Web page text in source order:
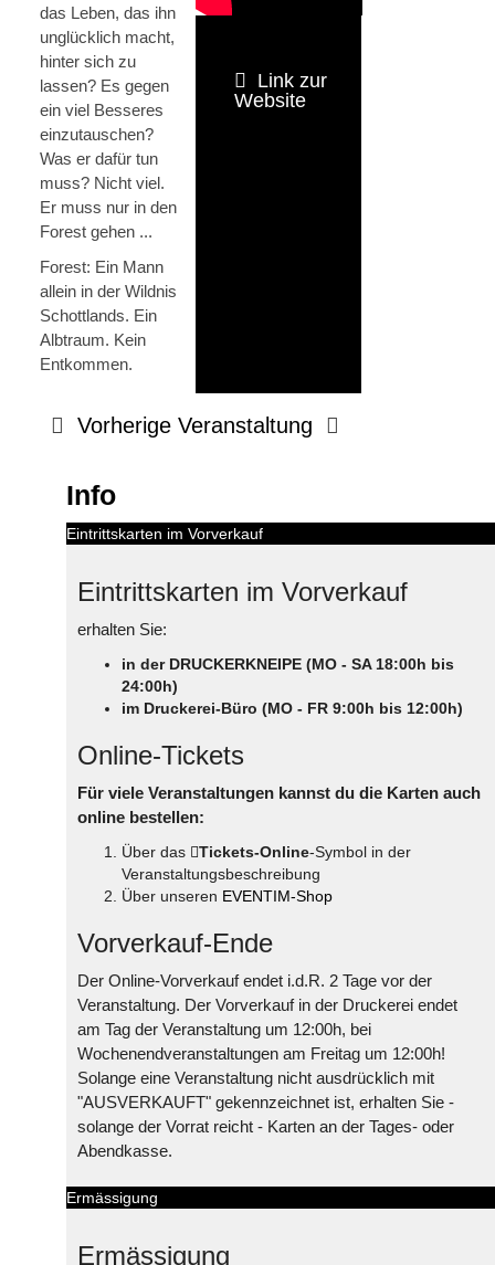
das Leben, das ihn
unglücklich macht,
hinter sich zu
lassen? Es gegen
ein viel Besseres
einzutauschen?
Was er dafür tun
muss? Nicht viel.
Er muss nur in den
Forest gehen ...
Forest: Ein Mann
allein in der Wildnis
Schottlands. Ein
Albtraum. Kein
Entkommen.
Link zur
Website
Vorherige Veranstaltung
Info
Eintrittskarten im Vorverkauf
Eintrittskarten im Vorverkauf
erhalten Sie:
in der DRUCKERKNEIPE (MO - SA 18:00h bis
24:00h)
im Druckerei-Büro (MO - FR 9:00h bis 12:00h)
Online-Tickets
Für viele Veranstaltungen kannst du die Karten auch
online bestellen:
Über das Tickets-Online-Symbol in der
Veranstaltungsbeschreibung
Über unseren EVENTIM-Shop
Vorverkauf-Ende
Der Online-Vorverkauf endet i.d.R. 2 Tage vor der
Veranstaltung. Der Vorverkauf in der Druckerei endet
am Tag der Veranstaltung um 12:00h, bei
Wochenendveranstaltungen am Freitag um 12:00h!
Solange eine Veranstaltung nicht ausdrücklich mit
"AUSVERKAUFT" gekennzeichnet ist, erhalten Sie -
solange der Vorrat reicht - Karten an der Tages- oder
Abendkasse.
Ermässigung
Ermässigung